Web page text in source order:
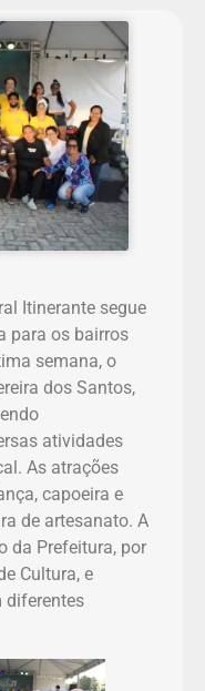
Itinerante segue
para os bairros
semana, o
dos Santos,
atividades
As atrações
capoeira e
de artesanato. A
da Prefeitura, por
Cultura, e
diferentes